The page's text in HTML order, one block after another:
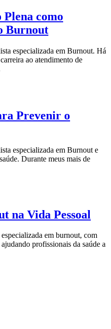
como
Burnout
especializada em Burnout. Há
ao atendimento de
Prevenir o
especializada em Burnout e
Durante meus mais de
na Vida Pessoal
em burnout, com
profissionais da saúde a